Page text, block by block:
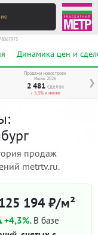
Динамика цен и
❯
Продажи новостроек
Июль 2026
2 481 сделок
↓ 5,3% к июню
продаж
metrtv.ru.
194 ₽/м²
+4,3%. В базе